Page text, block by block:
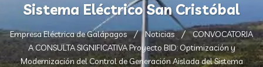
Sistema Eléctrico San Cristóbal
Empresa Eléctrica de Galápagos Noticias
CONVOCATORIA
A CONSULTA SIGNIFICATIVA Proyecto BID: Optimización y
Modernización del Control de Generación Aislada del Sistema